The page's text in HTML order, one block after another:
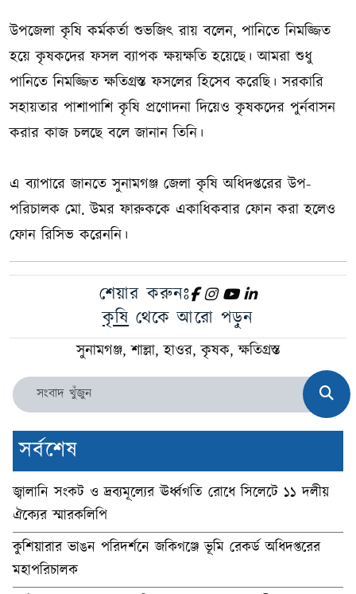
উপজেলা কৃষি কর্মকর্তা শুভজিৎ রায় বলেন, পানিতে নিমজ্জিত
হয়ে কৃষকদের ফসল ব্যাপক ক্ষয়ক্ষতি হয়েছে। আমরা শুধু
পানিতে নিমজ্জিত ক্ষতিগ্রস্ত ফসলের হিসেব করেছি। সরকারি
সহায়তার পাশাপাশি কৃষি প্রণোদনা দিয়েও কৃষকদের পুর্নবাসন
করার কাজ চলছে বলে জানান তিনি।
এ ব্যাপারে জানতে সুনামগঞ্জ জেলা কৃষি অধিদপ্তরের উপ-
পরিচালক মো. উমর ফারুককে একাধিকবার ফোন করা হলেও
ফোন রিসিভ করেননি।
শেয়ার করুনঃ
কৃষি থেকে আরো পড়ুন
সুনামগঞ্জ, শাল্লা, হাওর, কৃষক, ক্ষতিগ্রস্ত
সর্বশেষ
জ্বালানি সংকট ও দ্রব্যমূল্যের ঊর্ধ্বগতি রোধে সিলেটে ১১ দলীয়
ঐক্যের স্মারকলিপি
কুশিয়ারার ভাঙন পরিদর্শনে জকিগঞ্জে ভূমি রেকর্ড অধিদপ্তরের
মহাপরিচালক